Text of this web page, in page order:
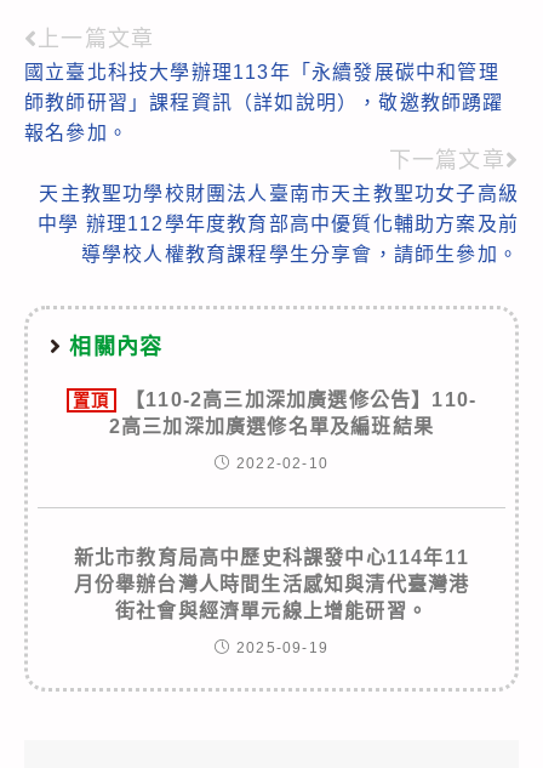
Read
more
articles
上一篇文章
國立臺北科技大學辦理113年「永續發展碳中和管理
師教師研習」課程資訊（詳如說明），敬邀教師踴躍
報名參加。
下一篇文章
天主教聖功學校財團法人臺南市天主教聖功女子高級
中學 辦理112學年度教育部高中優質化輔助方案及前
導學校人權教育課程學生分享會，請師生參加。
相關內容
置頂
【110-2高三加深加廣選修公告】110-
2高三加深加廣選修名單及編班結果
2022-02-10
新北市教育局高中歷史科課發中心114年11
月份舉辦台灣人時間生活感知與清代臺灣港
街社會與經濟單元線上增能研習。
2025-09-19